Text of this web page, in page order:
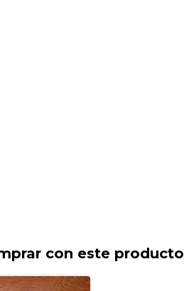
con este producto